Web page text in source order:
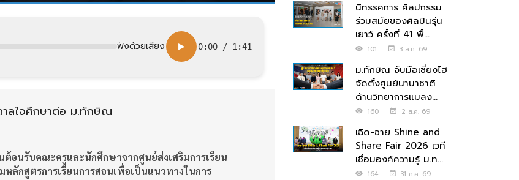
ฟังด้วยเสียง ▶ 0:00 / 1:41
ลใจศึกษาต่อ ม.ทักษิณ
นรับคณะครูและนักศึกษาจากศูนย์ส่งเสริมการเรียน
หลักสูตรการเรียนการสอนเพื่อเป็นแนวทางในการ
นิทรรศการ ศิลปกรรม
ร่วมสมัยของศิลปินรุ่น
เยาว์ ครั้งที่ 41 พื้...
101 3 ส.ค. 69
ม.ทักษิณ จับมือเซี่ยงไฮ
จัดตั้งศูนย์นานาชาติ
ด้านวิทยาการแมลง...
160 2 ส.ค. 69
เฉิด-ฉาย Shine and
Share Fair 2026 เวที
เชื่อมองค์ความรู้ ม.ท...
164 31 ก.ค. 69